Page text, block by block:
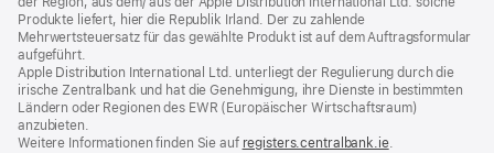
Produkte liefert, hier die Republik Irland. Der zu zahlende
Mehrwertsteuersatz für das gewählte Produkt ist auf dem Auftragsformular
aufgeführt.
Apple Distribution International Ltd. unterliegt der Regulierung durch die
irische Zentralbank und hat die Genehmigung, ihre Dienste in bestimmten
Ländern oder Regionen des EWR (Europäischer Wirtschaftsraum)
anzubieten.
Weitere Informationen finden Sie auf registers.centralbank.ie(Öffnet
.